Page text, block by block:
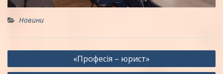
Новини
Навігація
записів
«Професія – юрист»